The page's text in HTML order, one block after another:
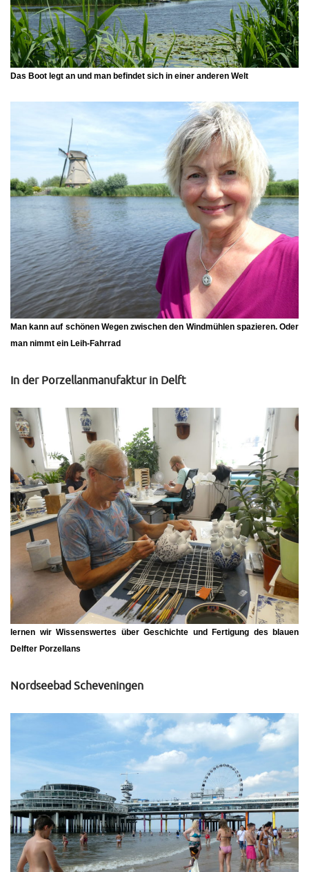
Das Boot legt an und man befindet sich in einer anderen Welt
Man kann auf schönen Wegen zwischen den Windmühlen spazieren. Oder
man nimmt ein Leih-Fahrrad
In der Porzellanmanufaktur in Delft
lernen wir Wissenswertes über Geschichte und Fertigung des blauen
Delfter Porzellans
Nordseebad Scheveningen